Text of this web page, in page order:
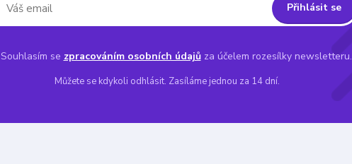
Přihlásit se
Souhlasím se zpracováním osobních údajůza účelem rozesílky newsletteru.
Můžete se kdykoli odhlásit. Zasíláme jednou za 14 dní.